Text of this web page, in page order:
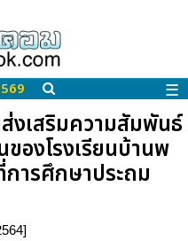
☰
งเสริมความสัมพันธ์
ของโรงเรียนบ้านพ
ารศึกษาประถม